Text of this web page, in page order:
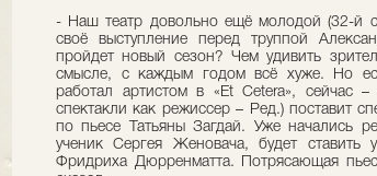
- Наш театр довольно ещё молодой (32-й
своё выступление перед труппой
пройдет новый сезон? Чем удивить
смысле, с каждым годом всё хуже. Но
работал артистом в «Et Сetera», сейчас –
спектакли как режиссер – Ред.) поставит
по пьесе Татьяны Загдай. Уже начались
ученик Сергея Женовача, будет ставить
Фридриха Дюрренматта. Потрясающая